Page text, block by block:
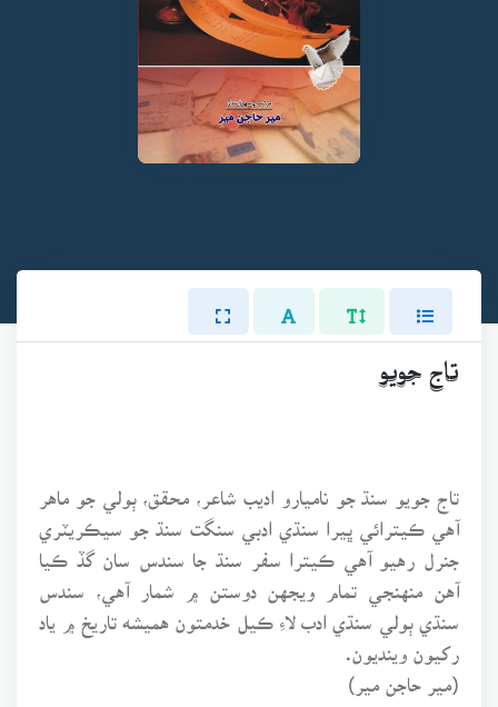
تاج جويو
تاج جويو سنڌ جو ناميارو اديب شاعر، محقق، ٻولي جو ماهر
آهي ڪيترائي ڀيرا سنڌي ادبي سنگت سنڌ جو سيڪريٽري
جنرل رهيو آهي ڪيترا سفر سنڌ جا سندس سان گڏ ڪيا
آهن منهنجي تمام ويجهن دوستن ۾ شمار آهي، سندس
سنڌي ٻولي سنڌي ادب لاءِ ڪيل خدمتون هميشه تاريخ ۾ ياد
رکيون وينديون.
(مير حاجن مير)